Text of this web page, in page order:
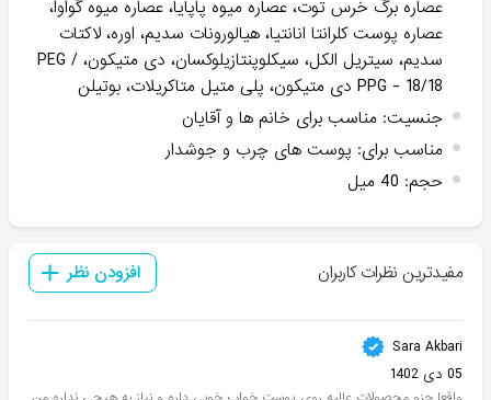
عصاره برگ خرس توت، عصاره میوه پاپایا، عصاره میوه گواوا،
عصاره پوست کلرانتا انانتیا، هیالورونات سدیم، اوره، لاکتات
سدیم، سیتریل الکل، سیکلوپنتازیلوکسان، دی متیکون، PEG /
PPG - 18/18 دی متیکون، پلی متیل متاکریلات، بوتیلن
جنسیت: مناسب برای خانم ها و آقایان
مناسب برای: پوست های چرب و جوشدار
حجم: 40 میل
مفیدترین نظرات کاربران افزودن نظر
Sara Akbari
05 دی 1402